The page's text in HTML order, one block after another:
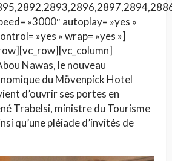
»3000″ autoplay= »yes »
»yes » wrap= »yes »]
Nawas, le nouveau
du Mövenpick Hotel
d’ouvrir ses portes en
Trabelsi, ministredu Tourisme
qu’une pléiade d’invités de